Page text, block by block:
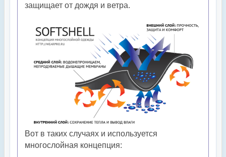
защищает от дождя и ветра.
Вот в таких случаях и используется
многослойная концепция: